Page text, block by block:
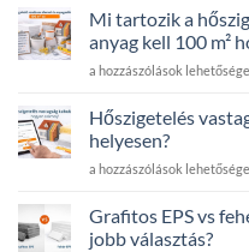
rendszerlemez
–
Komplett
útmutató
padlófűtés
alatti
hőszigeteléshez
bejegyzéshez
Mi tartozik a
anyag kell 100 m²
Mi
a
hőszigetelő
rendszerbe,
és
anyag
kell
a hozzászólások
Hőszigetelés
helyesen?
Hőszigetelés
kalkulátor
–
a hozzászólások
Grafitos EPS vs
jobb választás?